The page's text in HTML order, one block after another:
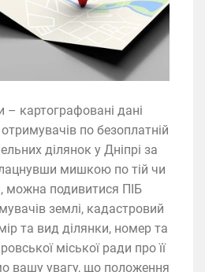
– картографовані дані
по безоплатній
ділянок у Дніпрі за
мишкою по тій чи
можна подивитися ПІБ
землі, кадастровий
та вид ділянки, номер та
міської ради про її
вашу увагу, що положення